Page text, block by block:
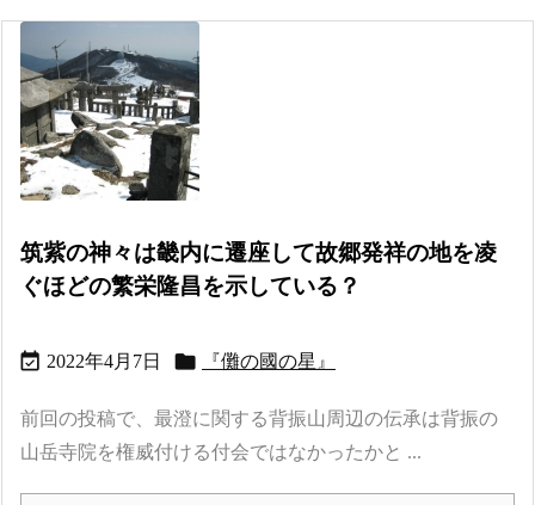
筑紫の神々は畿内に遷座して故郷発祥の地を凌
ぐほどの繁栄隆昌を示している？
 2022年4月7日  『儺の國の星』
前回の投稿で、最澄に関する背振山周辺の伝承は背振の
山岳寺院を権威付ける付会ではなかったかと ...